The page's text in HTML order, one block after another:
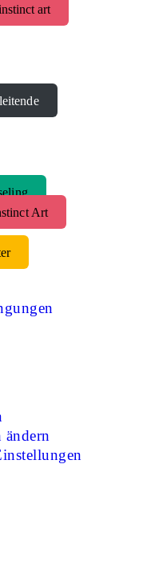
art
Art
ändern